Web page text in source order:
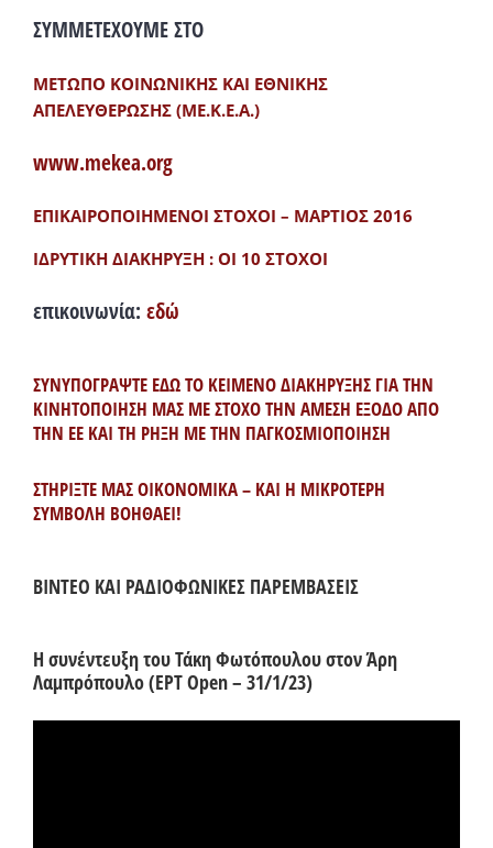
ΣΥΜΜΕΤΕΧΟΥΜΕ ΣΤΟ
ΜΕΤΩΠΟ ΚΟΙΝΩΝΙΚΗΣ ΚΑΙ ΕΘΝΙΚΗΣ
ΑΠΕΛΕΥΘΕΡΩΣΗΣ (ΜΕ.Κ.Ε.Α.)
www.mekea.org
ΕΠΙΚΑΙΡΟΠΟΙΗΜΕΝΟΙ ΣΤΟΧΟΙ – ΜΑΡΤΙΟΣ 2016
ΙΔΡΥΤΙΚΗ ΔΙΑΚΗΡΥΞΗ : ΟΙ 10 ΣΤΟΧΟΙ
επικοινωνία: εδώ
ΣΥΝΥΠΟΓΡΑΨΤΕ ΕΔΩ ΤΟ ΚΕΙΜΕΝΟ ΔΙΑΚΗΡΥΞΗΣ ΓΙΑ ΤΗΝ
ΚΙΝΗΤΟΠΟΙΗΣΗ ΜΑΣ ΜΕ ΣΤΟΧΟ ΤΗΝ ΑΜΕΣΗ ΕΞΟΔΟ ΑΠΟ
ΤΗΝ ΕΕ ΚΑΙ ΤΗ ΡΗΞΗ ΜΕ ΤΗΝ ΠΑΓΚΟΣΜΙΟΠΟΙΗΣΗ
ΣΤΗΡΙΞΤΕ ΜΑΣ ΟΙΚΟΝΟΜΙΚΑ – ΚΑΙ Η ΜΙΚΡΟΤΕΡΗ
ΣΥΜΒΟΛΗ ΒΟΗΘΑΕΙ!
ΒΙΝΤΕΟ ΚΑΙ ΡΑΔΙΟΦΩΝΙΚΕΣ ΠΑΡΕΜΒΑΣΕΙΣ
Η συνέντευξη του Τάκη Φωτόπουλου στον Άρη
Λαμπρόπουλο (ΕΡΤ Open – 31/1/23)